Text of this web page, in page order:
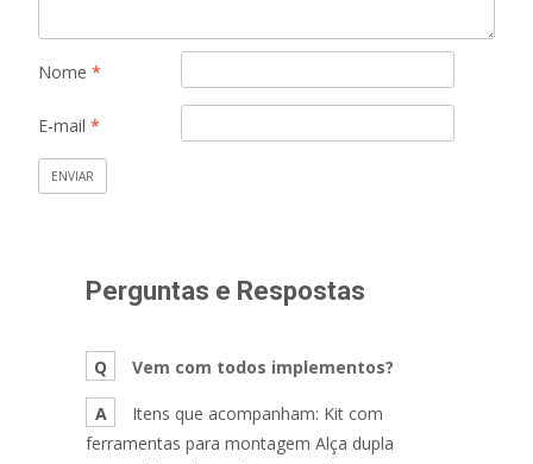
Nome *
E-mail *
Perguntas e Respostas
Q Vem com todos implementos?
A
Itens que acompanham: Kit com
ferramentas para montagem Alça dupla